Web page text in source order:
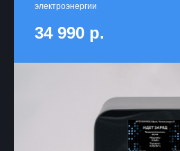
электроэнергии
34 990 р.